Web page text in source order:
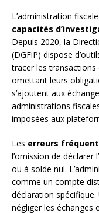
L’administration
capacités
Depuis 2020, la
(DGFiP) dispose
tracer les transactions
omettant leurs
s’ajoutent aux
administrations
imposées aux
Les erreurs
l’omission de déclarer
ou à solde nul.
comme un compte
déclaration
négliger les échanges